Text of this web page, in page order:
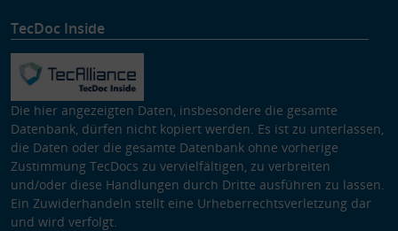
TecDoc Inside
Die hier angezeigten Daten, insbesondere die gesamte
Datenbank, dürfen nicht kopiert werden. Es ist zu unterlassen,
die Daten oder die gesamte Datenbank ohne vorherige
Zustimmung TecDocs zu vervielfältigen, zu verbreiten
und/oder diese Handlungen durch Dritte ausführen zu lassen.
Ein Zuwiderhandeln stellt eine Urheberrechtsverletzung dar
und wird verfolgt.